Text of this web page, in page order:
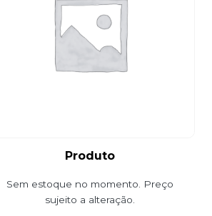
Produto
Sem estoque no momento. Preço
sujeito a alteração.